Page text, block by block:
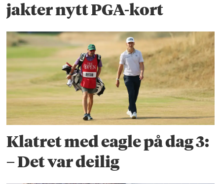
jakter nytt PGA-kort
Klatret med eagle på dag 3:
– Det var deilig